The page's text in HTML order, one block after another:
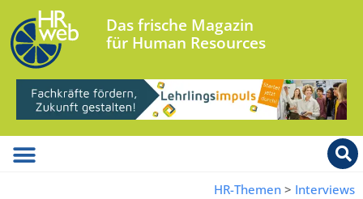
Das frische Magazin
für Human Resources
HR-Themen > Interviews